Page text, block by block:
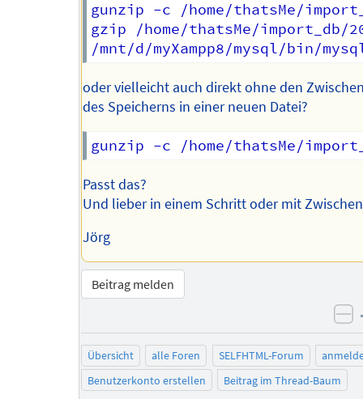
gunzip -c /home/thatsMe/
gzip /home/thatsMe/import_db/
oder vielleicht auch direkt ohne den
des Speicherns in einer neuen Datei?
Passt das?
Und lieber in einem Schritt oder mit
Jörg
Beitrag melden
Übersicht alle Foren SELFHTML-Forum
Benutzerkonto erstellen
Beitrag im Thread-Baum